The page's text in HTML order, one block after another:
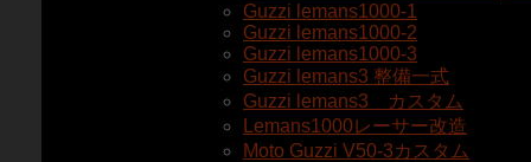
Guzzi lemans1000-1
Guzzi lemans1000-2
Guzzi lemans1000-3
Guzzi lemans3 整備一式
Guzzi lemans3 カスタム
Lemans1000レーサー改造
Moto Guzzi V50-3カスタム